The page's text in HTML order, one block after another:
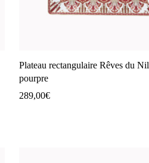
Plateau rectangulaire Rêves du Nil
pourpre
289,00€